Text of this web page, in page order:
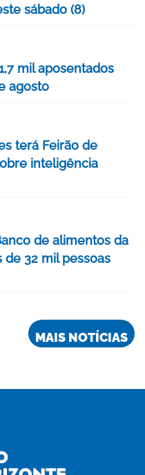
sábado (8)
mil aposentados
agosto
terá Feirão de
inteligência
de alimentos da
de 32 mil pessoas
MAIS NOTÍCIAS